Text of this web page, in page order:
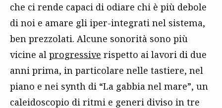
che ci rende capaci di odiare chi è più debole
di noi e amare gli iper-integrati nel sistema,
ben prezzolati. Alcune sonorità sono più
vicine al progressive rispetto ai lavori di due
anni prima, in particolare nelle tastiere, nel
piano e nei synth di “La gabbia nel mare”, un
caleidoscopio di ritmi e generi diviso in tre